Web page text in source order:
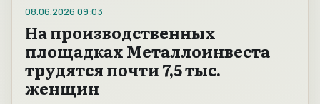
08.06.2026 09:03
На производственных
площадках Металлоинвеста
трудятся почти 7,5 тыс.
женщин